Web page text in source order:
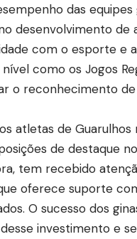
das
desenvolvimento de
com o esporte e
como os Jogos
o reconhecimento
atletas de
de destaque
tem recebido
oferece suporte
O sucesso dos
investimento e